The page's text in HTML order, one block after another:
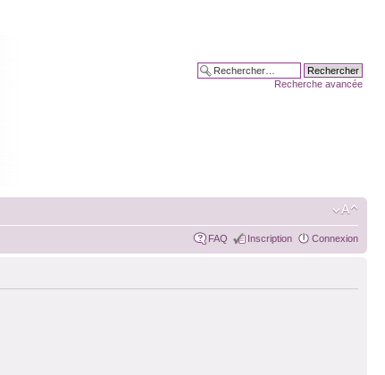
Recherche avancée
FAQ Inscription Connexion